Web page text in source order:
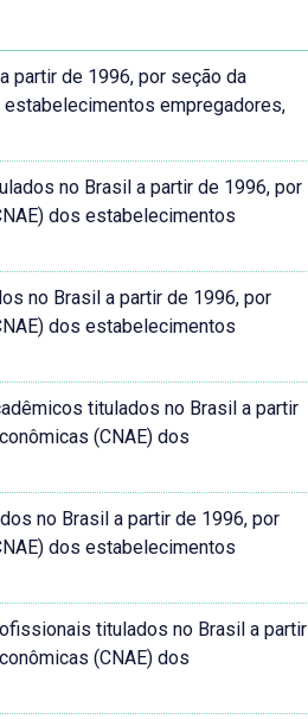
partir de 1996, por seção da
empregadores,
no Brasil a partir de 1996, por
dos estabelecimentos
no Brasil a partir de 1996, por
dos estabelecimentos
titulados no Brasil a partir
(CNAE) dos
no Brasil a partir de 1996, por
dos estabelecimentos
titulados no Brasil a partir
(CNAE) dos